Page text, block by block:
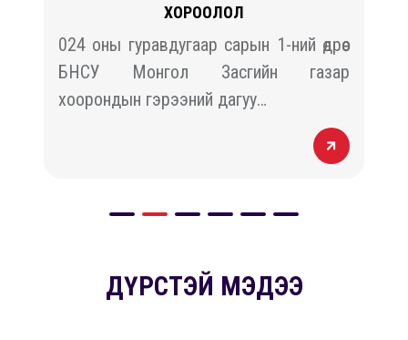
ХОРООЛОЛ
024 оны гуравдугаар сарын 1-ний өдрөөс
БНСУ Монгол Засгийн газар
хоорондын гэрээний дагуу…
ДҮРСТЭЙ МЭДЭЭ